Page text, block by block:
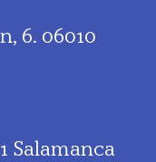
6. 06010
Salamanca